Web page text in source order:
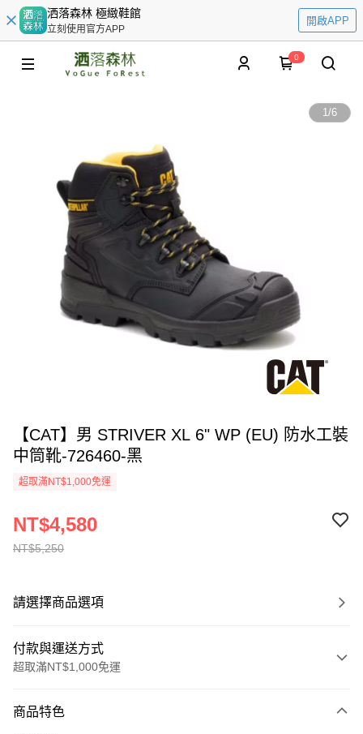
洒落森林 極緻鞋館
立刻使用官方APP
開啟APP
0
1/6
【CAT】男 STRIVER XL 6" WP (EU) 防水工裝
中筒靴-726460-黑
超取滿NT$1,000免運
NT$5,250
NT$4,580
請選擇商品選項
付款與運送方式
超取滿NT$1,000免運
信用卡一次付款
商品特色